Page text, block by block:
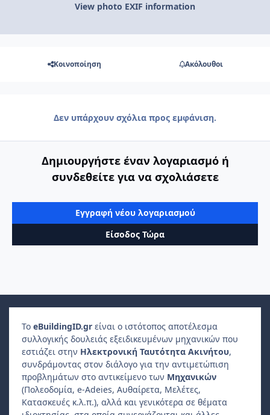
View photo EXIF information
Κοινοποίηση Ακόλουθοι
Δεν υπάρχουν σχόλια προς εμφάνιση.
Δημιουργήστε έναν λογαριασμό ή
συνδεθείτε για να σχολιάσετε
Εγγραφή νέου λογαριασμού
Είσοδος Τώρα
Το eBuildingID.gr είναι ο ιστότοπος αποτέλεσμα
συλλογικής δουλειάς εξειδικευμένων μηχανικών που
εστιάζει στην Ηλεκτρονική Ταυτότητα Ακινήτου,
συνδράμοντας στον διάλογο για την αντιμετώπιση
προβλημάτων στο αντικείμενο των Μηχανικών
(Πολεοδομία, e-Adeies, Αυθαίρετα, Μελέτες,
Κατασκευές κ.λ.π.), αλλά και γενικότερα σε θέματα